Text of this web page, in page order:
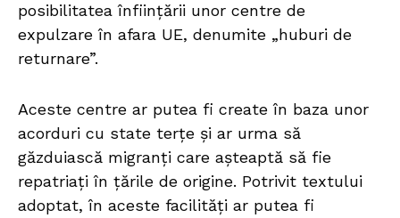
posibilitatea înființării unor centre de
expulzare în afara UE, denumite „huburi de
returnare”.
Aceste centre ar putea fi create în baza unor
acorduri cu state terțe și ar urma să
găzduiască migranți care așteaptă să fie
repatriați în țările de origine. Potrivit textului
adoptat, în aceste facilități ar putea fi